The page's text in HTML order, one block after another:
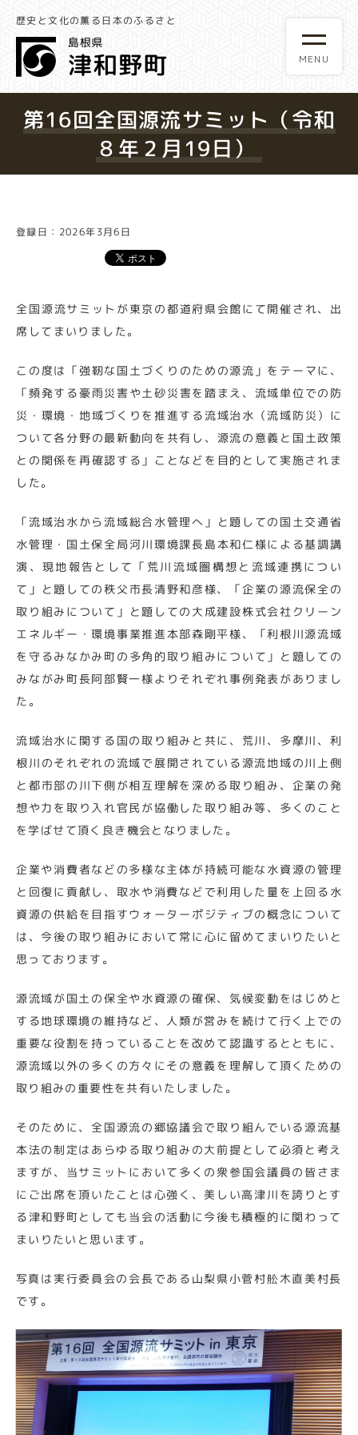
歴史と文化の薫る日本のふるさと
第16回全国源流サミット（令和
８年２月19日）
登録日：2026年3月6日
全国源流サミットが東京の都道府県会館にて開催され、出
席してまいりました。
この度は「強靭な国土づくりのための源流」をテーマに、
「頻発する豪雨災害や土砂災害を踏まえ、流域単位での防
災・環境・地域づくりを推進する流域治水（流域防災）に
ついて各分野の最新動向を共有し、源流の意義と国土政策
との関係を再確認する」ことなどを目的として実施されま
した。
「流域治水から流域総合水管理へ」と題しての国土交通省
水管理・国土保全局河川環境課長島本和仁様による基調講
演、現地報告として「荒川流域圏構想と流域連携につい
て」と題しての秩父市長清野和彦様、「企業の源流保全の
取り組みについて」と題しての大成建設株式会社クリーン
エネルギー・環境事業推進本部森剛平様、「利根川源流域
を守るみなかみ町の多角的取り組みについて」と題しての
みながみ町長阿部賢一様よりそれぞれ事例発表がありまし
た。
流域治水に関する国の取り組みと共に、荒川、多摩川、利
根川のそれぞれの流域で展開されている源流地域の川上側
と都市部の川下側が相互理解を深める取り組み、企業の発
想や力を取り入れ官民が協働した取り組み等、多くのこと
を学ばせて頂く良き機会となりました。
企業や消費者などの多様な主体が持続可能な水資源の管理
と回復に貢献し、取水や消費などで利用した量を上回る水
資源の供給を目指すウォーターポジティブの概念について
は、今後の取り組みにおいて常に心に留めてまいりたいと
思っております。
源流域が国土の保全や水資源の確保、気候変動をはじめと
する地球環境の維持など、人類が営みを続けて行く上での
重要な役割を持っていることを改めて認識するとともに、
源流域以外の多くの方々にその意義を理解して頂くための
取り組みの重要性を共有いたしました。
そのために、全国源流の郷協議会で取り組んでいる源流基
本法の制定はあらゆる取り組みの大前提として必須と考え
ますが、当サミットにおいて多くの衆参国会議員の皆さま
にご出席を頂いたことは心強く、美しい高津川を誇りとす
る津和野町としても当会の活動に今後も積極的に関わって
まいりたいと思います。
写真は実行委員会の会長である山梨県小菅村舩木直美村長
です。